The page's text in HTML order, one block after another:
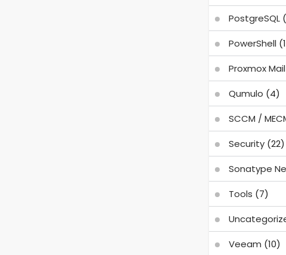
PostgreSQL
PowerShell
Proxmox
Qumulo (4)
SCCM /
Security(22)
Sonatype
Tools (7)
Veeam (10)